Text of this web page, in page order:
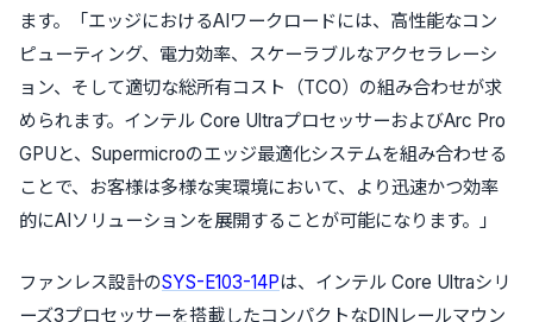
ます。「エッジにおけるAIワークロードには、高性能なコン
ピューティング、電力効率、スケーラブルなアクセラレーシ
ョン、そして適切な総所有コスト（TCO）の組み合わせが求
められます。インテル Core UltraプロセッサーおよびArc Pro
GPUと、Supermicroのエッジ最適化システムを組み合わせる
ことで、お客様は多様な実環境において、より迅速かつ効率
的にAIソリューションを展開することが可能になります。」
ファンレス設計のSYS-E103-14Pは、インテル Core Ultraシリ
ーズ3プロセッサーを搭載したコンパクトなDINレールマウン